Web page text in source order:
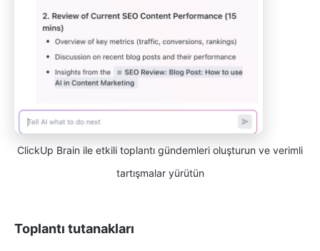
ClickUp Brain ile etkili toplantı gündemleri oluşturun ve verimli
tartışmalar yürütün
Toplantı tutanakları